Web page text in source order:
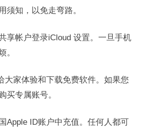
须知，以免走弯路。
享帐户登录iCloud 设置。一旦手机
。
大家体验和下载免费软件。如果您
买专属账号。
Apple ID账户中充值。任何人都可